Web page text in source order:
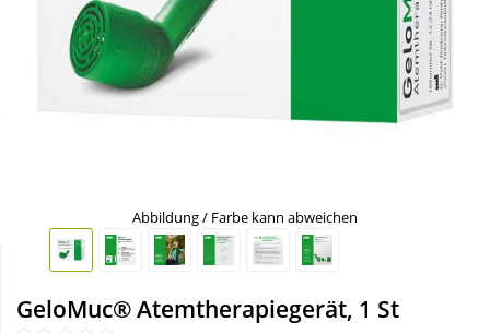
Schnäppchen
Täglich gut versorgt
Körperpflege & Kosmetik
Liebe & Erotik
NahrungsergänzungAbbildung / Farbe kann abweichen
GeloMuc® Atemtherapiegerät, 1 St